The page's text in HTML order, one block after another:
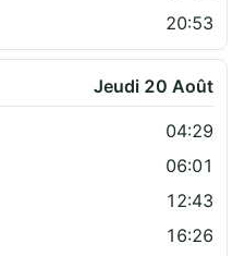
20:53
Jeudi 20 Août
04:29
06:01
12:43
16:26